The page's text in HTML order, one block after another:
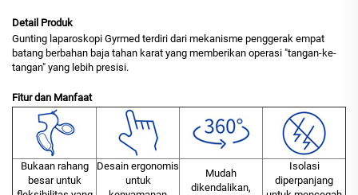
Detail Produk
Gunting laparoskopi Gyrmed terdiri dari mekanisme penggerak empat
batang berbahan baja tahan karat yang memberikan operasi "tangan-ke-
tangan" yang lebih presisi.
Fitur dan Manfaat
Bukaan rahang
besar untuk
Desain ergonomis
untuk
Mudah
dikendalikan,
Isolasi
diperpanjang